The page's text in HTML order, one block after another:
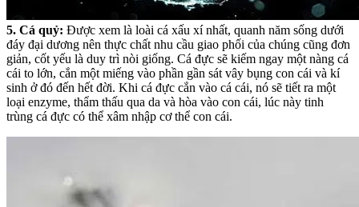
5. Cá quỷ: Được xem là loài cá xấu xí nhất, quanh năm sống dưới
đáy đại dương nên thực chất nhu cầu giao phối của chúng cũng đơn
giản, cốt yếu là duy trì nòi giống. Cá đực sẽ kiếm ngay một nàng cá
cái to lớn, cắn một miếng vào phần gần sát vây bụng con cái và kí
sinh ở đó đến hết đời. Khi cá đực cắn vào cá cái, nó sẽ tiết ra một
loại enzyme, thẩm thấu qua da và hòa vào con cái, lúc này tinh
trùng cá đực có thể xâm nhập cơ thể con cái.